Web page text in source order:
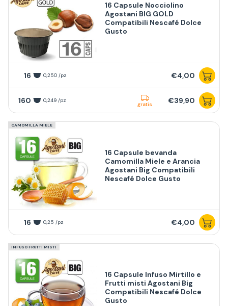
16 Capsule Nocciolino
Agostani BIG GOLD
Compatibili Nescafé Dolce
Gusto
16 0,250 /pz €4,00
160 0,249 /pz
gratis €39,90
CAMOMILLA MIELE
16 Capsule bevanda
Camomilla Miele e Arancia
Agostani Big Compatibili
Nescafé Dolce Gusto
16 0,25 /pz €4,00
INFUSO FRUTTI MISTI
16 Capsule Infuso Mirtillo e
Frutti misti Agostani Big
Compatibili Nescafé Dolce
Gusto